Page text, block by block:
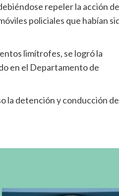
repeler la acción
policiales que habían
limítrofes, se logró la
en el Departamento de
la detención y conducción de